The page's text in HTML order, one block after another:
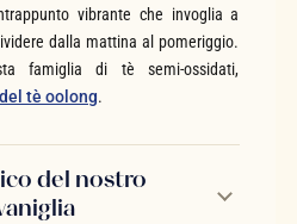
vibrante che invoglia a
dalla mattina al pomeriggio.
famiglia di tè semi-ossidati,
tè oolong.
del nostro